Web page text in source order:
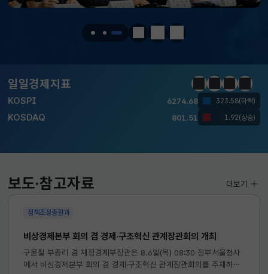
정지 이전 다음
일일경제지표
KOSDAQ 801.51 1.92(상승)
KOSPI 6274.68 323.58(하락)
KOSDAQ 801.51 1.92(상승)
국고채(3년)
KOSPI
국고채(3년) 3.693 0.024(상승)
정지이전다음일일경
보도·참고자료
정책조정총괄과
비상경제본부 회의 겸 경제·구조혁신 관계장관회의 개최
구윤철 부총리 겸 재정경제부장관은 8.6일(목) 08:30 정부서울청사
에서 비상경제본부 회의 겸 경제·구조혁신 관계장관회의를 주재하였
더보기